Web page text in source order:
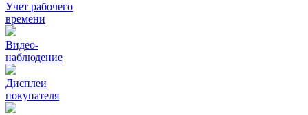
Учет рабочего
времени
Видео‑
наблюдение
Дисплеи
покупателя